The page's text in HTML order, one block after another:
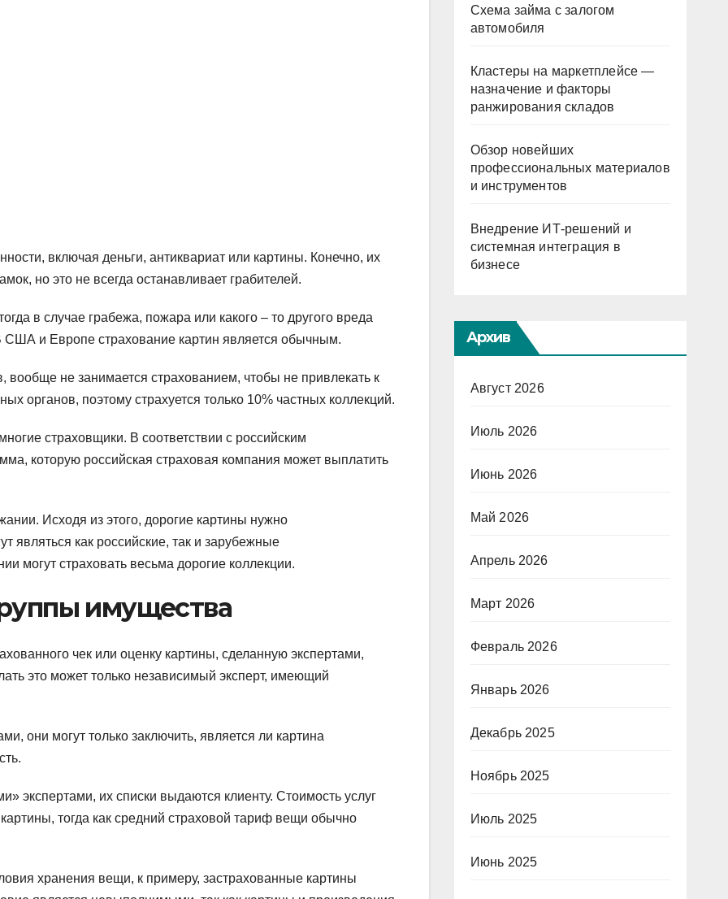
включая деньги, антиквариат или картины. Конечно, их
но это не всегда останавливает грабителей.
в случае грабежа, пожара или какого – то другого вреда
и Европе страхование картин является обычным.
вообще не занимается страхованием, чтобы не привлекать к
органов, поэтому страхуется только 10% частных коллекций.
страховщики. В соответствии с российским
которую российская страховая компания может выплатить
Исходя из этого, дорогие картины нужно
являться как российские, так и зарубежные
могут страховать весьма дорогие коллекции.
имущества
чек или оценку картины, сделанную экспертами,
это может только независимый эксперт, имеющий
они могут только заключить, является ли картина
экспертами, их списки выдаются клиенту. Стоимость услуг
тогда как средний страховой тариф вещи обычно
хранения вещи, к примеру, застрахованные картины
Схема займа с залогом
автомобиля
Кластеры на маркетплейсе —
назначение и факторы
ранжирования складов
Обзор новейших
профессиональных материалов
и инструментов
Внедрение ИТ-решений и
системная интеграция в
бизнесе
Архив
Август 2026
Июль 2026
Июнь 2026
Май 2026
Апрель 2026
Март 2026
Февраль 2026
Январь 2026
Декабрь 2025
Ноябрь 2025
Июль 2025
Июнь 2025